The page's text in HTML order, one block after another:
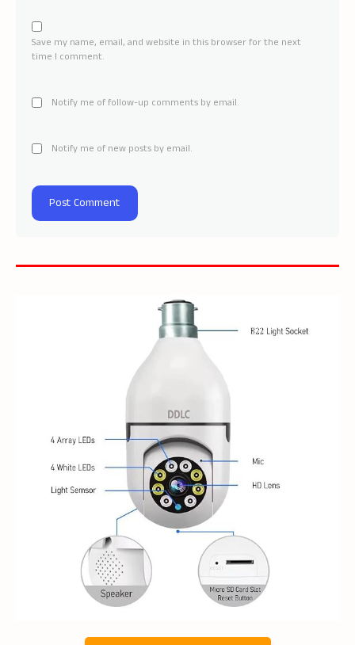
Save my name, email, and website in this browser for the next
time I comment.
Notify me of follow-up comments by email.
Notify me of new posts by email.